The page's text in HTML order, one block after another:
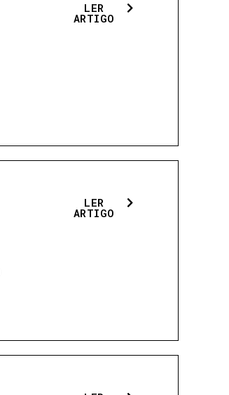
LER
ARTIGO
LER
ARTIGO